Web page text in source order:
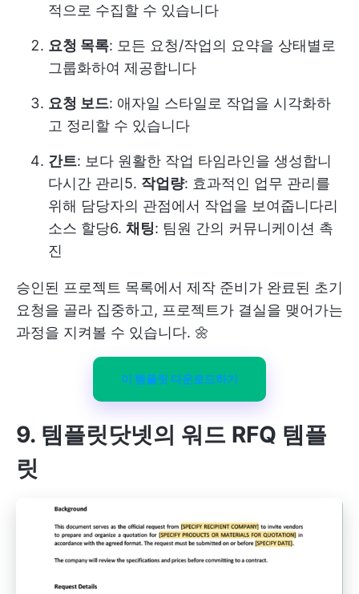
적으로 수집할 수 있습니다
요청 목록: 모든 요청/작업의 요약을 상태별로
그룹화하여 제공합니다
요청 보드: 애자일 스타일로 작업을 시각화하
고 정리할 수 있습니다
간트: 보다 원활한 작업 타임라인을 생성합니
다시간 관리5. 작업량: 효과적인 업무 관리를
위해 담당자의 관점에서 작업을 보여줍니다리
소스 할당6. 채팅: 팀원 간의 커뮤니케이션 촉
진
승인된 프로젝트 목록에서 제작 준비가 완료된 초기
요청을 골라 집중하고, 프로젝트가 결실을 맺어가는
과정을 지켜볼 수 있습니다. 🌼
이 템플릿 다운로드하기
9. 템플릿닷넷의 워드 RFQ 템플
릿